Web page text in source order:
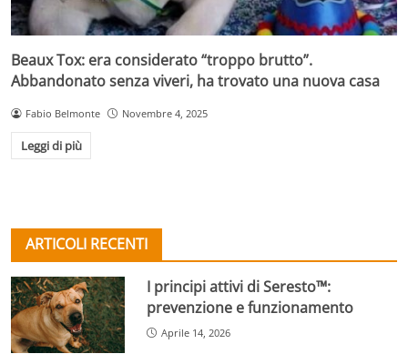
Beaux Tox: era considerato “troppo brutto”.
Abbandonato senza viveri, ha trovato una nuova casa
Fabio Belmonte Novembre 4, 2025
Leggi di più
ARTICOLI RECENTI
I principi attivi di Seresto™:
prevenzione e funzionamento
Aprile 14, 2026